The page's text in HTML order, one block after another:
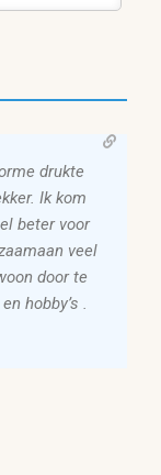
drukte
Ik kom
beter voor
veel
door te
hobby’s .